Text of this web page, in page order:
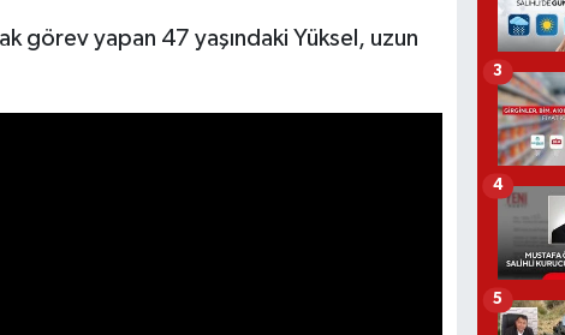
görev yapan 47 yaşındaki Yüksel, uzun
3
4
5